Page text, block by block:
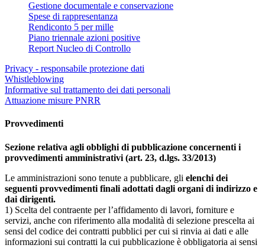
Gestione documentale e conservazione
Spese di rappresentanza
Rendiconto 5 per mille
Piano triennale azioni positive
Report Nucleo di Controllo
Privacy - responsabile protezione dati
Whistleblowing
Informative sul trattamento dei dati personali
Attuazione misure PNRR
Provvedimenti
Sezione relativa agli obblighi di pubblicazione concernenti i
provvedimenti amministrativi (art. 23, d.lgs. 33/2013)
Le amministrazioni sono tenute a pubblicare, gli elenchi dei
seguenti provvedimenti finali adottati dagli organi di indirizzo e
dai dirigenti.
1) Scelta del contraente per l’affidamento di lavori, forniture e
servizi, anche con riferimento alla modalità di selezione prescelta ai
sensi del codice dei contratti pubblici per cui si rinvia ai dati e alle
informazioni sui contratti la cui pubblicazione è obbligatoria ai sensi